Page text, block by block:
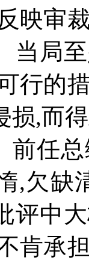
映审
当局
行的
损,而
前任
,欠缺
评中
肯承